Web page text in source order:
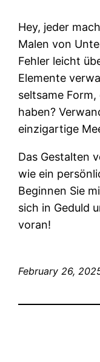
Hey, jeder
Malen von
Fehler leicht
Elemente
seltsame
haben?
einzigartige
Das Gestalten
wie ein
Beginnen Sie
sich in Geduld
voran!
February 26,